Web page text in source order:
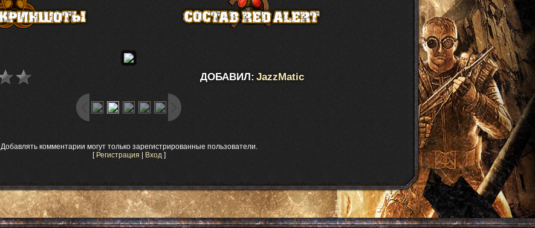
ДОБАВИЛ: JazzMatic
Добавлять комментарии могут только зарегистрированные пользователи.
[ Регистрация Вход]